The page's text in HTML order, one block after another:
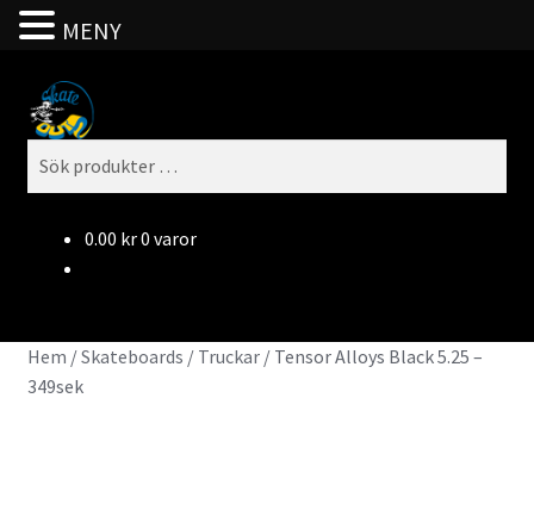
Hoppa
till
Hoppa
till
ö
0.00 kr0 varor
Hem /Skateboards / Truckar/ Tensor Alloys Black 5.25 –
349sek
MENY